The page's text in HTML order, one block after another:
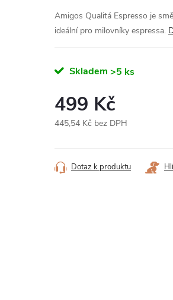
Amigos Qualitá Espresso je
ideální pro milovníky espressa.
Skladem >5 ks
499 Kč
445,54 Kč bez DPH
cena:
Dotaz k produktu